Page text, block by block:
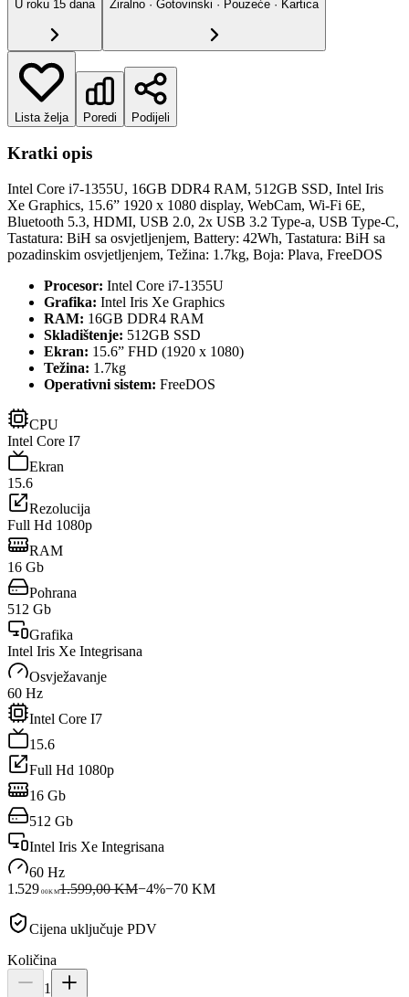
U roku 15 dana Žiralno · Gotovinski · Pouzeće · Kartica
Lista želja Poredi Podijeli
Kratki opis
Intel Core i7-1355U, 16GB DDR4 RAM, 512GB SSD, Intel Iris
Xe Graphics, 15.6” 1920 x 1080 display, WebCam, Wi-Fi 6E,
Bluetooth 5.3, HDMI, USB 2.0, 2x USB 3.2 Type-a, USB Type-C,
Tastatura: BiH sa osvjetljenjem, Battery: 42Wh, Tastatura: BiH sa
pozadinskim osvjetljenjem, Težina: 1.7kg, Boja: Plava, FreeDOS
Procesor: Intel Core i7-1355U
Grafika: Intel Iris Xe Graphics
RAM: 16GB DDR4 RAM
Skladištenje: 512GB SSD
Ekran: 15.6” FHD (1920 x 1080)
Težina: 1.7kg
Operativni sistem: FreeDOS
CPU
Intel Core I7
Ekran
15.6
Rezolucija
Full Hd 1080p
RAM
16 Gb
Pohrana
512 Gb
Grafika
Intel Iris Xe Integrisana
Osvježavanje
60 Hz
Intel Core I7
15.6
Full Hd 1080p
16 Gb
512 Gb
Intel Iris Xe Integrisana
60 Hz
1.529 00KM1.599,00 KM−4%−70KM
Cijena uključuje PDV
Količina
1